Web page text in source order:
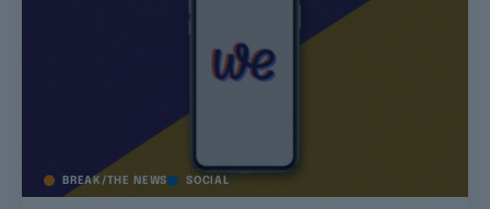
BREAK/THE NEWS SOCIAL